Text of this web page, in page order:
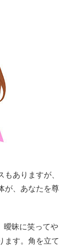
ありますが、
が、あなたを尊
曖昧に笑ってや
ます。角を立て